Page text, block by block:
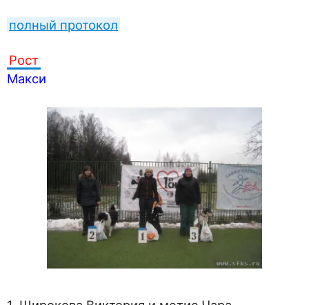
полный протокол
Рост
Макси